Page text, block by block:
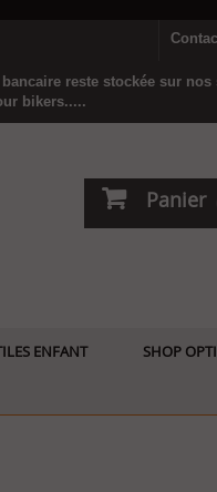
reste stockée sur nos
bikers.....
Panier
ENFANT SHOP